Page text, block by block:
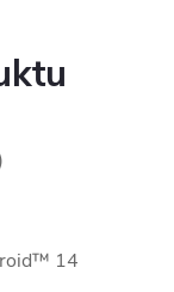
14